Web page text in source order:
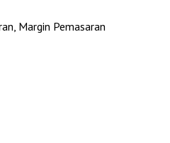
Margin Pemasaran